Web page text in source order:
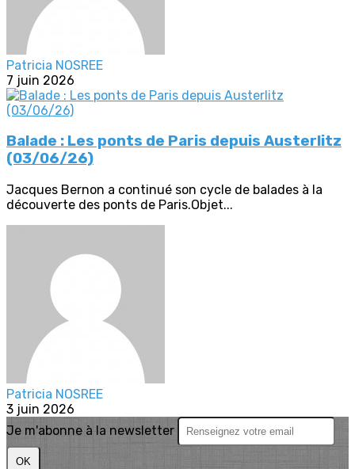
Patricia NOSREE
7 juin 2026
Balade : Les ponts de Paris depuis Austerlitz
(03/06/26)
Jacques Bernon a continué son cycle de balades à la
découverte des ponts de Paris.Objet...
Patricia NOSREE
3 juin 2026
Je m'abonne à la newsletter
OK